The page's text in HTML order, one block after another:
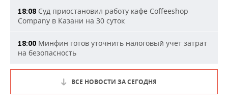
18:08 Суд приостановил работу кафе Coffeeshop
Company в Казани на 30 суток
18:00 Минфин готов уточнить налоговый учет затрат
на безопасность
ВСЕ НОВОСТИ ЗА СЕГОДНЯ